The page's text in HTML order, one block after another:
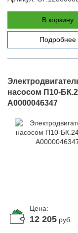
В корзину
Подробнее
насосом П10-
А0000046347
Цена:
12 205 руб.